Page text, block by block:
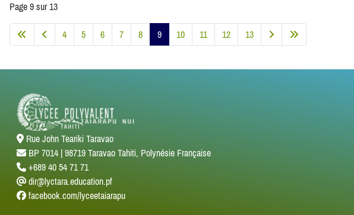
Page 9 sur 13
4 5 6 7 8 9 10 11 12 13
Rue John Teariki Taravao
BP 7014 | 98719 Taravao Tahiti, Polynésie Française
+689 40 54 71 71
dir@lyctara.education.pf
facebook.com/lyceetaiarapu